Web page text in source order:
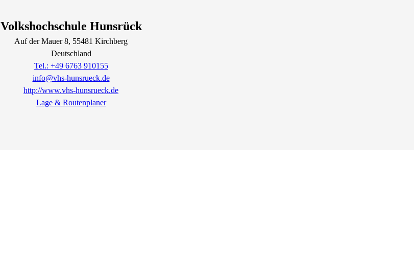
Volkshochschule Hunsrück
Auf der Mauer8, 55481 Kirchberg
Deutschland
Tel.: +49 6763 910155
info@vhs-hunsrueck.de
http://www.vhs-hunsrueck.de
Lage & Routenplaner